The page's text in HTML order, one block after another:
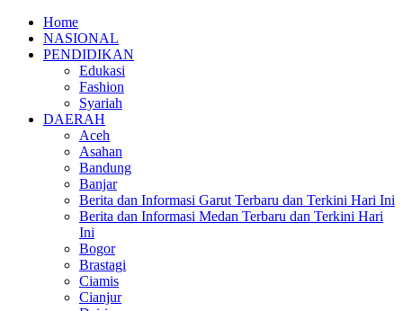
Home
NASIONAL
PENDIDIKAN
Edukasi
Fashion
Syariah
DAERAH
Aceh
Asahan
Bandung
Banjar
Berita dan Informasi Garut Terbaru dan Terkini Hari Ini
Berita dan Informasi Medan Terbaru dan Terkini Hari
Ini
Bogor
Brastagi
Ciamis
Cianjur